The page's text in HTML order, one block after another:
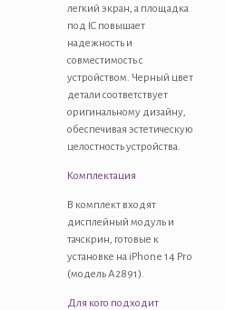
легкий экран, а площадка
под IC повышает
надежность и
совместимость с
устройством. Черный цвет
детали соответствует
оригинальному дизайну,
обеспечивая эстетическую
целостность устройства.
Комплектация
В комплект входят
дисплейный модуль и
тачскрин, готовые к
установке на iPhone 14 Pro
(модель A2891).
Для кого подходит